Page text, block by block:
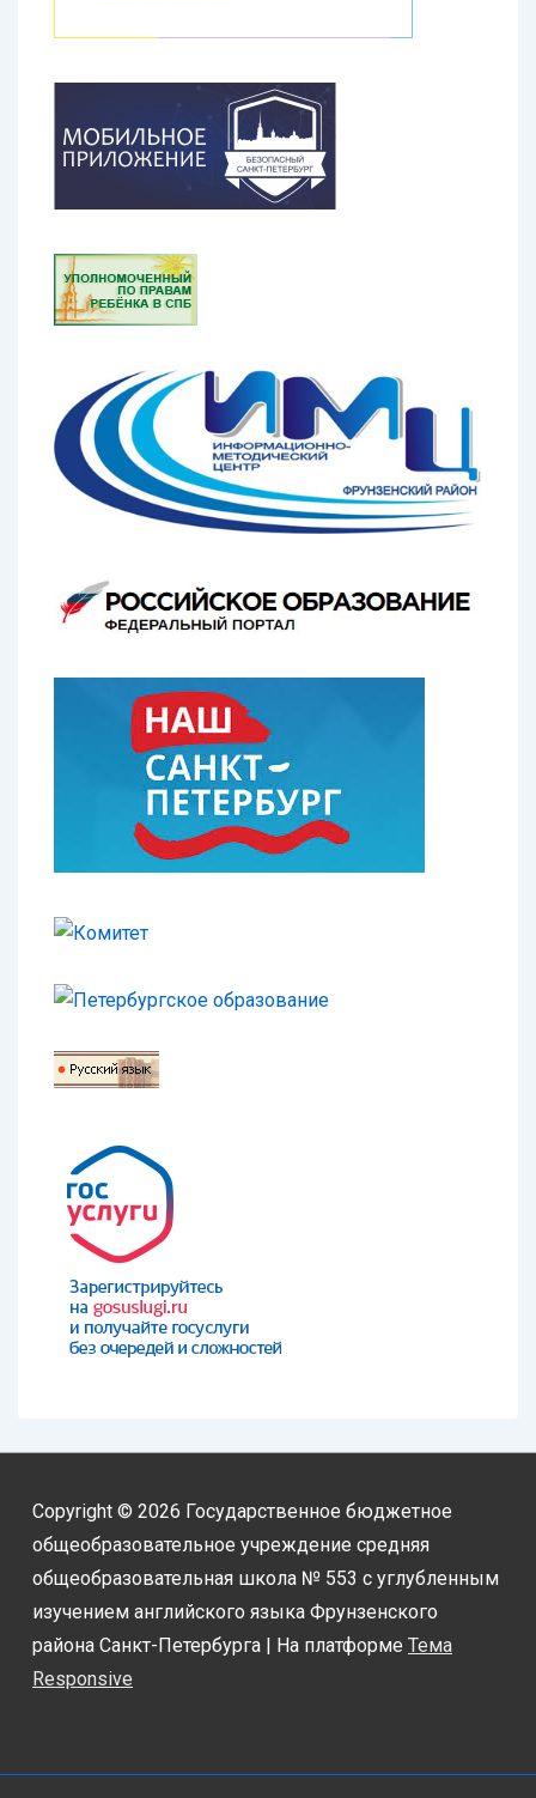
Copyright © 2026 Государственное бюджетное
общеобразовательное учреждение средняя
общеобразовательная школа № 553 с углубленным
изучением английского языка Фрунзенского
района Санкт-Петербурга | На платформе Тема
Responsive